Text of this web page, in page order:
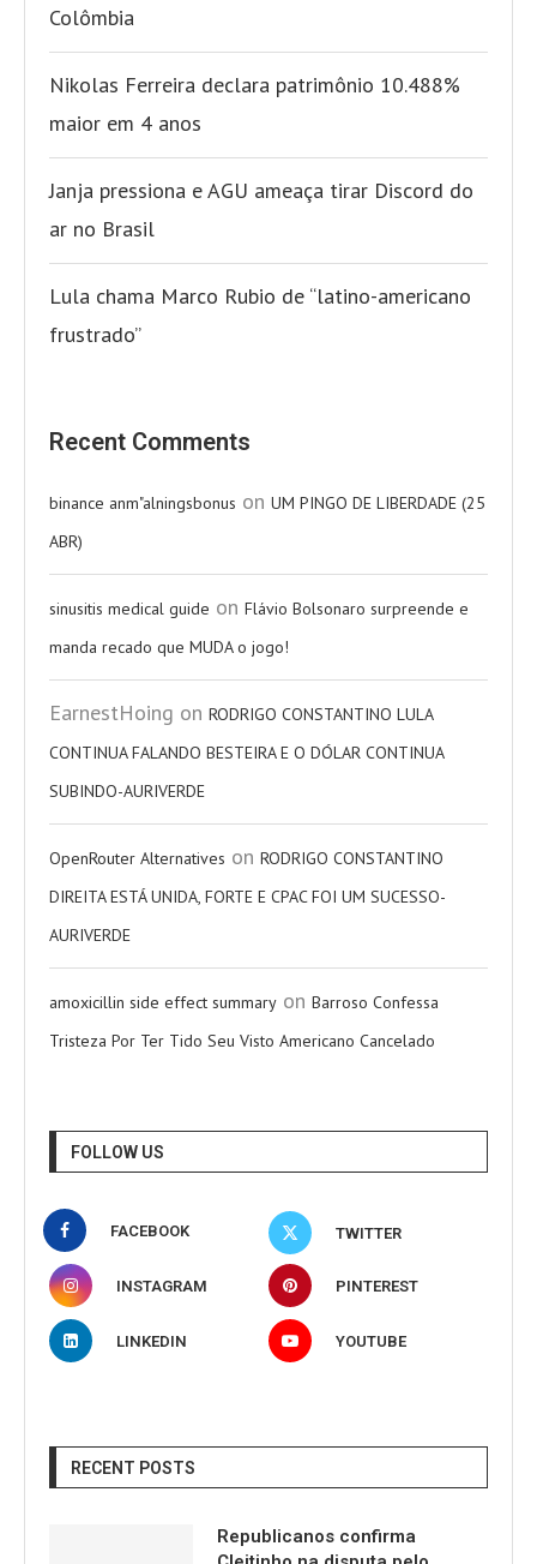
Colômbia
Nikolas Ferreira declara patrimônio 10.488%
maior em 4 anos
Janja pressiona e AGU ameaça tirar Discord do
ar no Brasil
Lula chama Marco Rubio de “latino-americano
frustrado”
Recent Comments
binance anm"alningsbonus on UM PINGO DE LIBERDADE (25
ABR)
sinusitis medical guide on Flávio Bolsonaro surpreende e
manda recado que MUDA o jogo!
EarnestHoing on RODRIGO CONSTANTINO LULA
CONTINUA FALANDO BESTEIRA E O DÓLAR CONTINUA
SUBINDO-AURIVERDE
OpenRouter Alternatives on RODRIGO CONSTANTINO
DIREITA ESTÁ UNIDA, FORTE E CPAC FOI UM SUCESSO-
AURIVERDE
amoxicillin side effect summary on Barroso Confessa
Tristeza Por Ter Tido Seu Visto Americano Cancelado
FOLLOW US
FACEBOOK TWITTER
INSTAGRAM PINTEREST
LINKEDIN YOUTUBE
RECENT POSTS
Republicanos confirma